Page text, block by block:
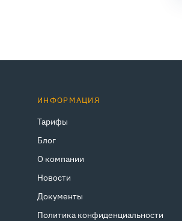
ИНФОРМАЦИЯ
Тарифы
Блог
О компании
Новости
Документы
Политика конфиденциальности